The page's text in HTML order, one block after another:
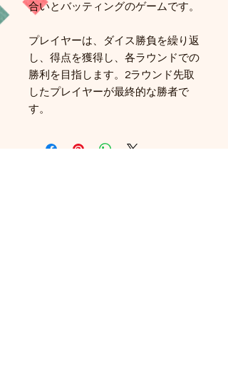
合いとバッティングのゲームです。
プレイヤーは、ダイス勝負を繰り返
し、得点を獲得し、各ラウンドでの
勝利を目指します。2ラウンド先取
したプレイヤーが最終的な勝者で
す。